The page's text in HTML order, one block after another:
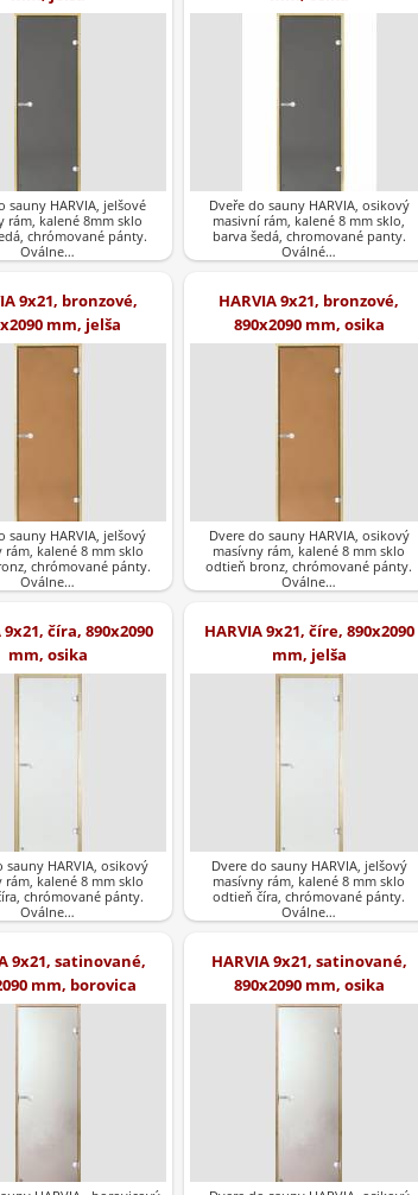
sauny HARVIA, jelšové
rám, kalené 8mm sklo
chrómované pánty.
Oválne…
Dveře do sauny HARVIA, osikový
masivní rám, kalené 8 mm sklo,
barva šedá, chromované panty.
Oválné…
9x21, bronzové,
mm, jelša
sauny HARVIA, jelšový
rám, kalené 8 mm sklo
chrómované pánty.
Oválne…
HARVIA 9x21, bronzové,
890x2090 mm, osika
Dvere do sauny HARVIA, osikový
masívny rám, kalené 8 mm sklo
odtieň bronz, chrómované pánty.
Oválne…
9x21, číra, 890x2090
mm, osika
sauny HARVIA, osikový
rám, kalené 8 mm sklo
chrómované pánty.
Oválne…
HARVIA 9x21, číre, 890x2090
mm, jelša
Dvere do sauny HARVIA, jelšový
masívny rám, kalené 8 mm sklo
odtieň číra, chrómované pánty.
Oválne…
9x21, satinované,
mm, borovica
HARVIA 9x21, satinované,
890x2090 mm, osika